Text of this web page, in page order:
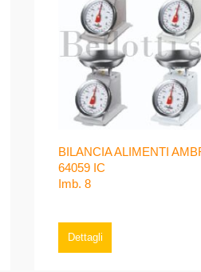
BILANCIA ALIMENTI
64059 IC
Imb. 8
Dettagli